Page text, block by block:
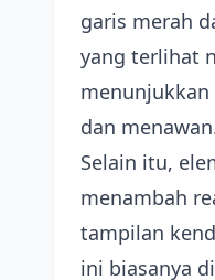
garis merah
yang terlihat
dan
Selain itu,
menambah
tampilan
ini biasanya